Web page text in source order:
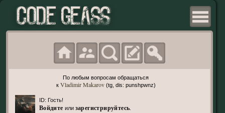
По любым вопросам обращаться
к Vladimir Makarov(tg, dis: punshpwnz)
ID: Гость!
Войдите или зарегистрируйтесь